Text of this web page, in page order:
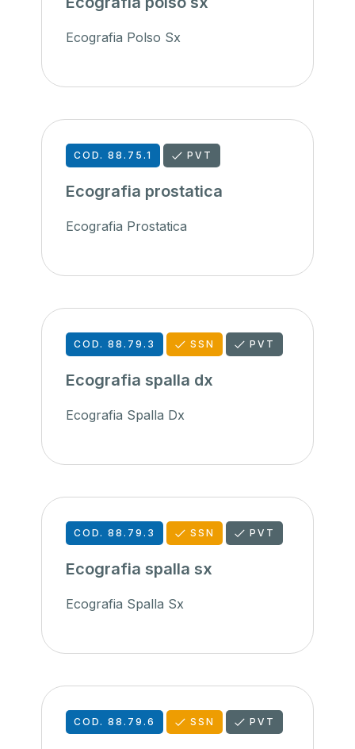
Ecografia Polso Sx
COD. 88.75.1 PVT
Ecografia prostatica
Ecografia Prostatica
COD. 88.79.3 SSN PVT
Ecografia spalla dx
Ecografia Spalla Dx
COD. 88.79.3 SSN PVT
Ecografia spalla sx
Ecografia Spalla Sx
COD. 88.79.6 SSN PVT